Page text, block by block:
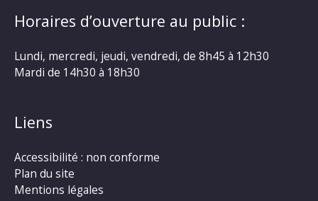
Horaires d’ouverture au public :
Lundi, mercredi, jeudi, vendredi, de 8h45 à 12h30
Mardi de 14h30 à 18h30
Liens
Accessibilité : non conforme
Plan du site
Mentions légales